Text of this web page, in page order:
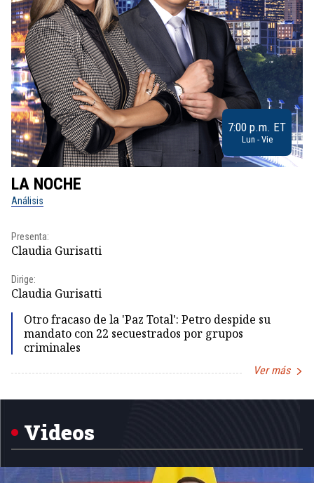
7:00 p.m. ET
Lun - Vie
LA NOCHE
Análisis
Presenta:
Claudia Gurisatti
Dirige:
Claudia Gurisatti
Otro fracaso de la 'Paz Total': Petro despide su
mandato con 22 secuestrados por grupos
criminales
Ver más
1
Videos